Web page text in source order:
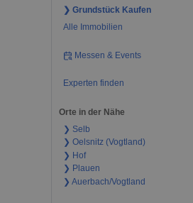
❯ Grundstück Kaufen
Alle Immobilien
Messen & Events
Experten finden
Orte in der Nähe
❯ Selb
❯ Oelsnitz (Vogtland)
❯ Hof
❯ Plauen
❯ Auerbach/Vogtland